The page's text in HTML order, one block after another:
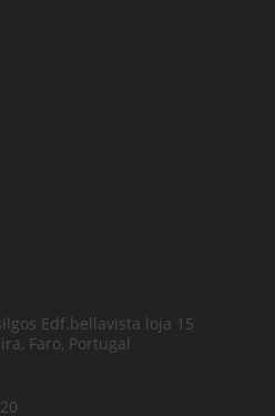
Edf.bellavista loja 15
Faro, Portugal